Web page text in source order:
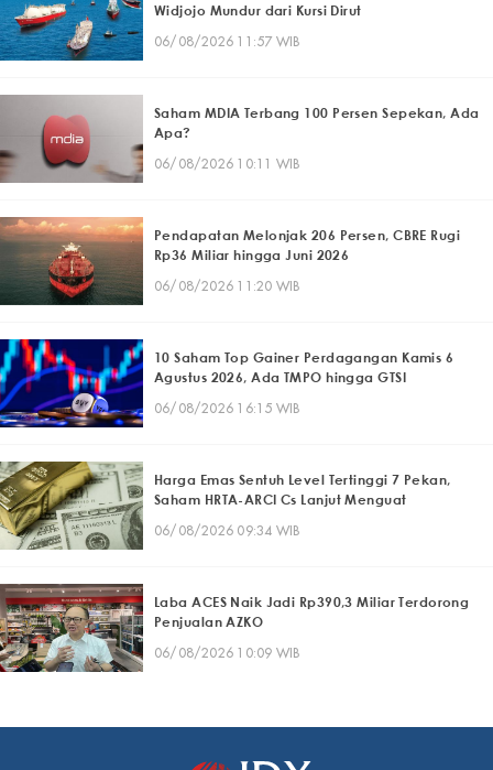
Widjojo Mundur dari Kursi Dirut
06/08/2026 11:57 WIB
Saham MDIA Terbang 100 Persen Sepekan, Ada
Apa?
06/08/2026 10:11 WIB
Pendapatan Melonjak 206 Persen, CBRE Rugi
Rp36 Miliar hingga Juni 2026
06/08/2026 11:20 WIB
10 Saham Top Gainer Perdagangan Kamis 6
Agustus 2026, Ada TMPO hingga GTSI
06/08/2026 16:15 WIB
Harga Emas Sentuh Level Tertinggi 7 Pekan,
Saham HRTA-ARCI Cs Lanjut Menguat
06/08/2026 09:34 WIB
Laba ACES Naik Jadi Rp390,3 Miliar Terdorong
Penjualan AZKO
06/08/2026 10:09 WIB